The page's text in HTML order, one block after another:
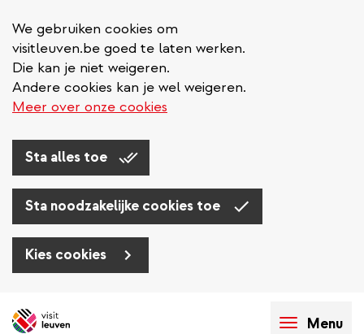
We gebruiken cookies om
visitleuven.be goed te laten werken.
Die kan je niet weigeren.
Andere cookies kan je wel weigeren.
Meer over onze cookies
Sta alles toe
Sta noodzakelijke cookies toe
Kies cookies
en
Menu